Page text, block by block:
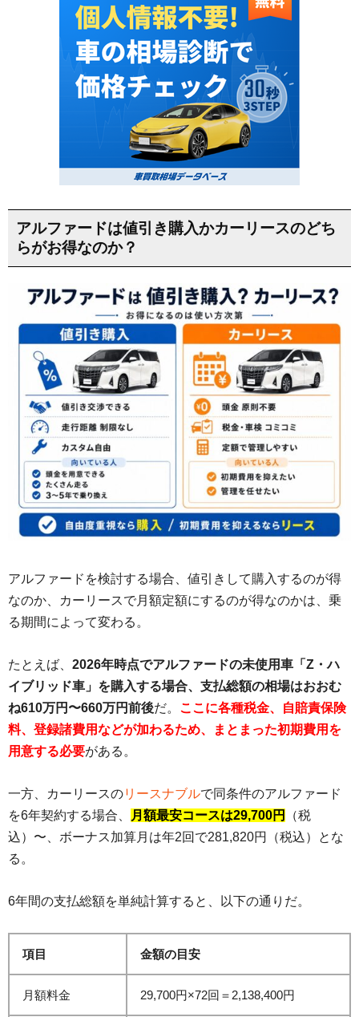
アルファードは値引き購入かカーリースのどち
らがお得なのか？
アルファードを検討する場合、値引きして購入するのが得
なのか、カーリースで月額定額にするのが得なのかは、乗
る期間によって変わる。
たとえば、 2026年時点でアルファードの未使用車「Z・ハ
イブリッド車」を購入する場合、支払総額の相場はおおむ
ね610万円〜660万円前後だ。 ここに各種税金、自賠責保険
料、登録諸費用などが加わるため、まとまった初期費用を
用意する必要がある。
一方、カーリースのリースナブルで同条件のアルファード
を6年契約する場合、
月額最安コースは29,700円
（税
込）〜、ボーナス加算月は年2回で281,820円（税込）とな
る。
6年間の支払総額を単純計算すると、以下の通りだ。
項目 金額の目安
月額料金 29,700円×72回＝2,138,400円